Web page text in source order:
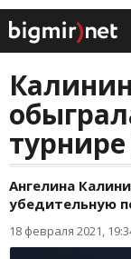
Ангелина
убедительную
18 февраля 2021,